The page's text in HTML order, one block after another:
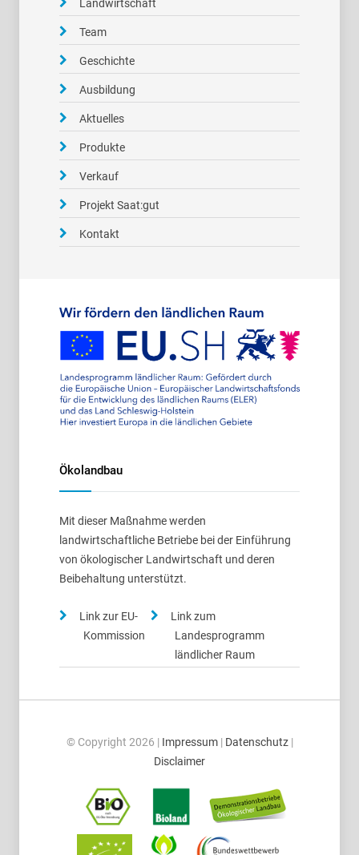
Landwirtschaft
Team
Geschichte
Ausbildung
Aktuelles
Produkte
Verkauf
Projekt Saat:gut
Kontakt
Ökolandbau
Mit dieser Maßnahme werden
landwirtschaftliche Betriebe bei der Einführung
von ökologischer Landwirtschaft und deren
Beibehaltung unterstützt.
Link zur EU-
Kommission
Link zum
Landesprogramm
ländlicher Raum
© Copyright 2026 | Impressum| Datenschutz|
Disclaimer